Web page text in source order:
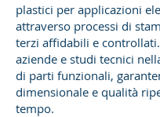
plastici per applicazioni
attraverso processi di
terzi affidabili e
aziende e studi tecnici
di parti funzionali,
dimensionale e qualità
tempo.